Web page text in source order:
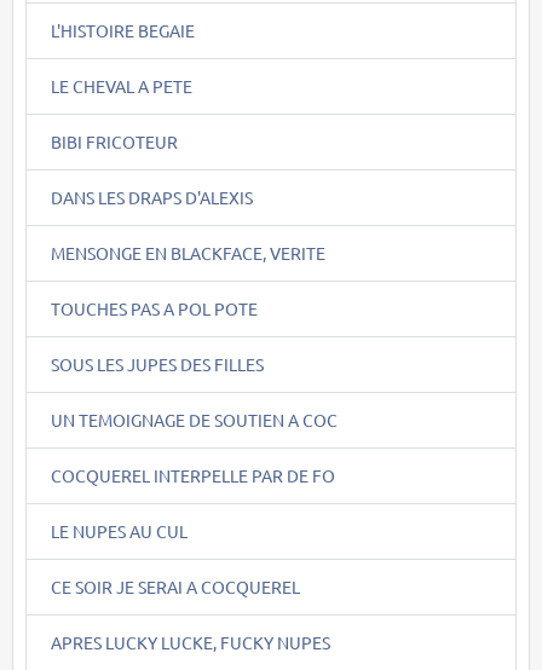
L'HISTOIRE BEGAIE
LE CHEVAL A PETE
BIBI FRICOTEUR
DANS LES DRAPS D'ALEXIS
MENSONGE EN BLACKFACE, VERITE
TOUCHES PAS A POL POTE
SOUS LES JUPES DES FILLES
UN TEMOIGNAGE DE SOUTIEN A COC
COCQUEREL INTERPELLE PAR DE FO
LE NUPES AU CUL
CE SOIR JE SERAI A COCQUEREL
APRES LUCKY LUCKE, FUCKY NUPES